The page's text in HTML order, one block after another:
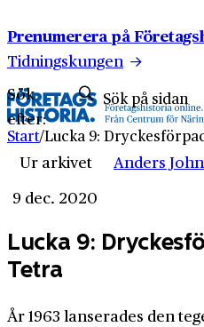
Prenumerera på
Tidningskungen
Sök
efter:
Start/Lucka 9:
Ur arkivet
Anders
9 dec. 2020
Lucka 9:
Tetra
År 1963 lanserades den